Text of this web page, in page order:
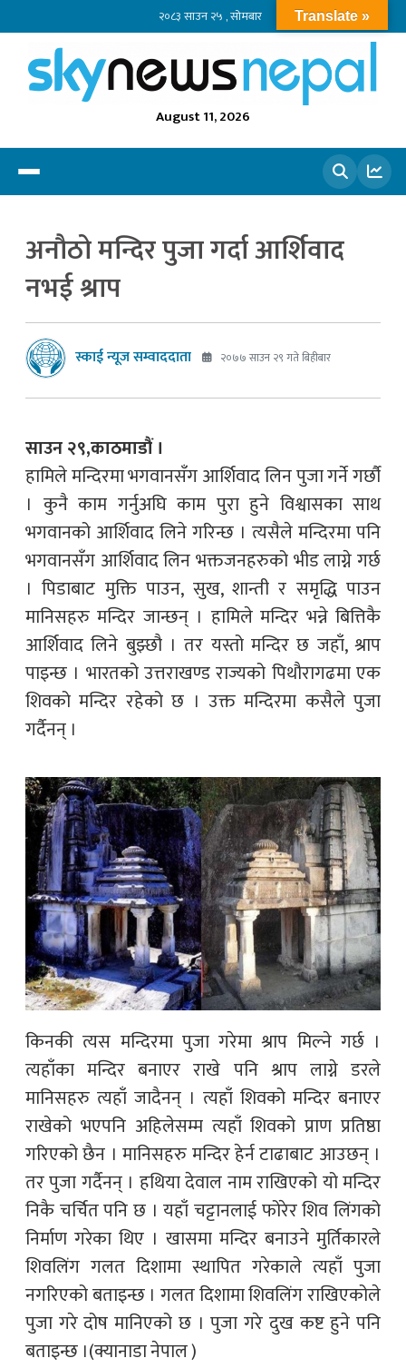
२०८३ साउन २५ , सोमबार
August 11, 2026
अनौठो मन्दिर पुजा गर्दा आर्शिवाद
नभई श्राप
स्काई न्यूज सम्वाददाता २०७७ साउन २९ गते बिहीबार
साउन २९,काठमाडौं ।
हामिले मन्दिरमा भगवानसँग आर्शिवाद लिन पुजा गर्ने गर्छौ
। कुनै काम गर्नुअघि काम पुरा हुने विश्वासका साथ
भगवानको आर्शिवाद लिने गरिन्छ । त्यसैले मन्दिरमा पनि
भगवानसँग आर्शिवाद लिन भक्तजनहरुको भीड लाग्ने गर्छ
। पिडाबाट मुक्ति पाउन, सुख, शान्ती र समृद्धि पाउन
मानिसहरु मन्दिर जान्छन् । हामिले मन्दिर भन्ने बित्तिकै
आर्शिवाद लिने बुझ्छौ । तर यस्तो मन्दिर छ जहाँ, श्राप
पाइन्छ । भारतको उत्तराखण्ड राज्यको पिथौरागढमा एक
शिवको मन्दिर रहेको छ । उक्त मन्दिरमा कसैले पुजा
गर्दैनन् ।
किनकी त्यस मन्दिरमा पुजा गरेमा श्राप मिल्ने गर्छ ।
त्यहाँका मन्दिर बनाएर राखे पनि श्राप लाग्ने डरले
मानिसहरु त्यहाँ जादैनन् । त्यहाँ शिवको मन्दिर बनाएर
राखेको भएपनि अहिलेसम्म त्यहाँ शिवको प्राण प्रतिष्ठा
गरिएको छैन । मानिसहरु मन्दिर हेर्न टाढाबाट आउछन् ।
तर पुजा गर्दैनन् । हथिया देवाल नाम राखिएको यो मन्दिर
निकै चर्चित पनि छ । यहाँ चट्टानलाई फोरेर शिव लिंगको
निर्माण गरेका थिए । खासमा मन्दिर बनाउने मुर्तिकारले
शिवलिंग गलत दिशामा स्थापित गरेकाले त्यहाँ पुजा
नगरिएको बताइन्छ । गलत दिशामा शिवलिंग राखिएकोले
पुजा गरे दोष मानिएको छ । पुजा गरे दुख कष्ट हुने पनि
बताइन्छ ।(क्यानाडा नेपाल )
Translate »